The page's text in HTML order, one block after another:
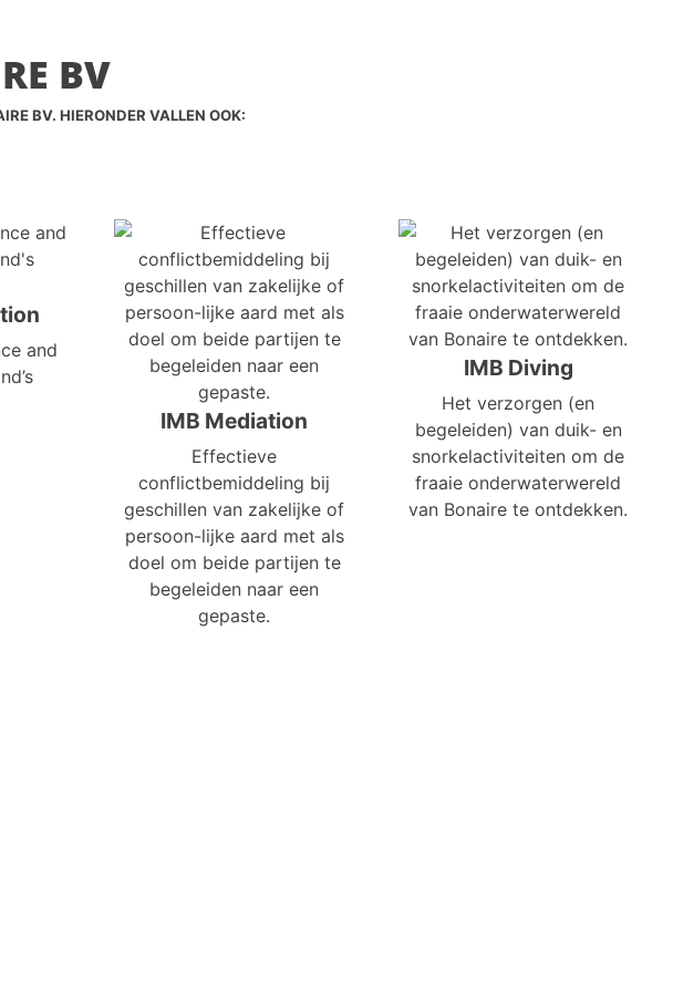
BV
BV. HIERONDER VALLEN OOK:
and
IMB Mediation
Effectieve
conflictbemiddeling bij
geschillen van zakelijke of
persoon-lijke aard met als
doel om beide partijen te
begeleiden naar een
gepaste.
IMB Diving
Het verzorgen (en
begeleiden) van duik- en
snorkelactiviteiten om de
fraaie onderwaterwereld
van Bonaire te ontdekken.